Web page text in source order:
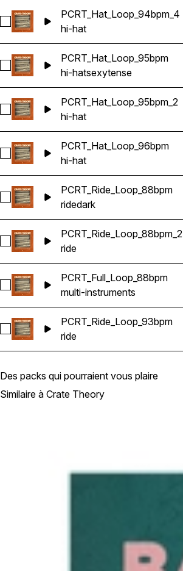
Sélectionnez PCRT_Hat_Loop_94bpm_4
PCRT_Hat_Loop_94bpm_4
hi-hat
Sélectionnez PCRT_Hat_Loop_95bpm
PCRT_Hat_Loop_95bpm
hi-hatsexytense
Sélectionnez PCRT_Hat_Loop_95bpm_2
PCRT_Hat_Loop_95bpm_2
hi-hat
Sélectionnez PCRT_Hat_Loop_96bpm
PCRT_Hat_Loop_96bpm
hi-hat
Sélectionnez PCRT_Ride_Loop_88bpm
PCRT_Ride_Loop_88bpm
ridedark
Sélectionnez PCRT_Ride_Loop_88bpm_2
PCRT_Ride_Loop_88bpm_2
ride
Sélectionnez PCRT_Full_Loop_88bpm
PCRT_Full_Loop_88bpm
multi-instruments
Sélectionnez PCRT_Ride_Loop_93bpm
PCRT_Ride_Loop_93bpm
ride
Des packs qui pourraient vous plaire
Similaire à Crate Theory